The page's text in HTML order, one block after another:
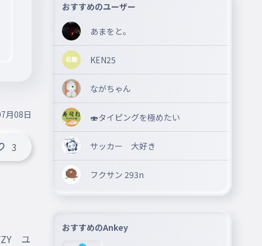
月08日
3
　ユ
おすすめのユーザー
あまをと。
KEN25
ながちゃん
🍣タイピングを極めたい
サッカー 大好き
フクサン 293n
おすすめのAnkey